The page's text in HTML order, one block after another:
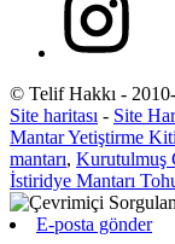
© Telif Hakkı - 2010-
Site haritası - Site
Mantar Yetiştirme
mantarı, Kurutulmuş
İstiridye Mantarı
E-posta gönder